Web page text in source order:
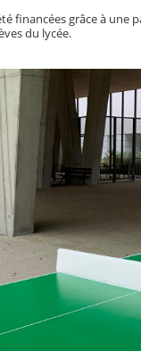
financées grâce à une
du lycée.